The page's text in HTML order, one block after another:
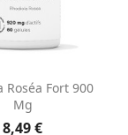
Roséa Fort 900
Mg
8,49 €